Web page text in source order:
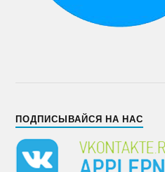
ПОДПИСЫВАЙСЯ НА НАС